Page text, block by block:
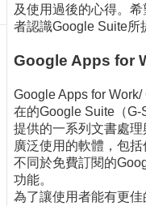
絡
資
訂
取
消
網
站
導
覽
及使用過後的心得。
者認識Google Suite所
Google Apps for
Google Apps for
在的Google Suite（
提供的一系列文書處
廣泛使用的軟體，包
不同於免費訂閱的
功能。
為了讓使用者能有更